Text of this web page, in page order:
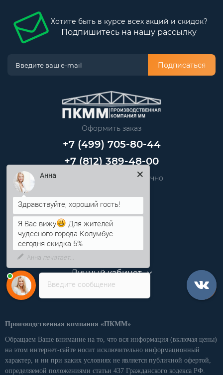
Хотите быть в курсе всех акций и скидок?
Подпишитесь на нашу рассылку
Подписаться
Оформить заказ
+7 (499) 705-80-44
+7 (812) 389-48-00
Звоните нам круглосуточно
Информация
Категории
Личный кабинет
Производственная компания «ПКММ»
Обращаем Ваше внимание на то, что вся информация (включая цены)
на этом интернет-сайте носит исключительно информационный
характер, и ни при каких условиях не является публичной офертой,
определяемой положениями статьи 437 Гражданского кодекса РФ.
Введите сообщение
Здравствуйте, хороший гость!
Я Вас вижу
Для жителей
чудесного города Колумбус
сегодня скидка 5%